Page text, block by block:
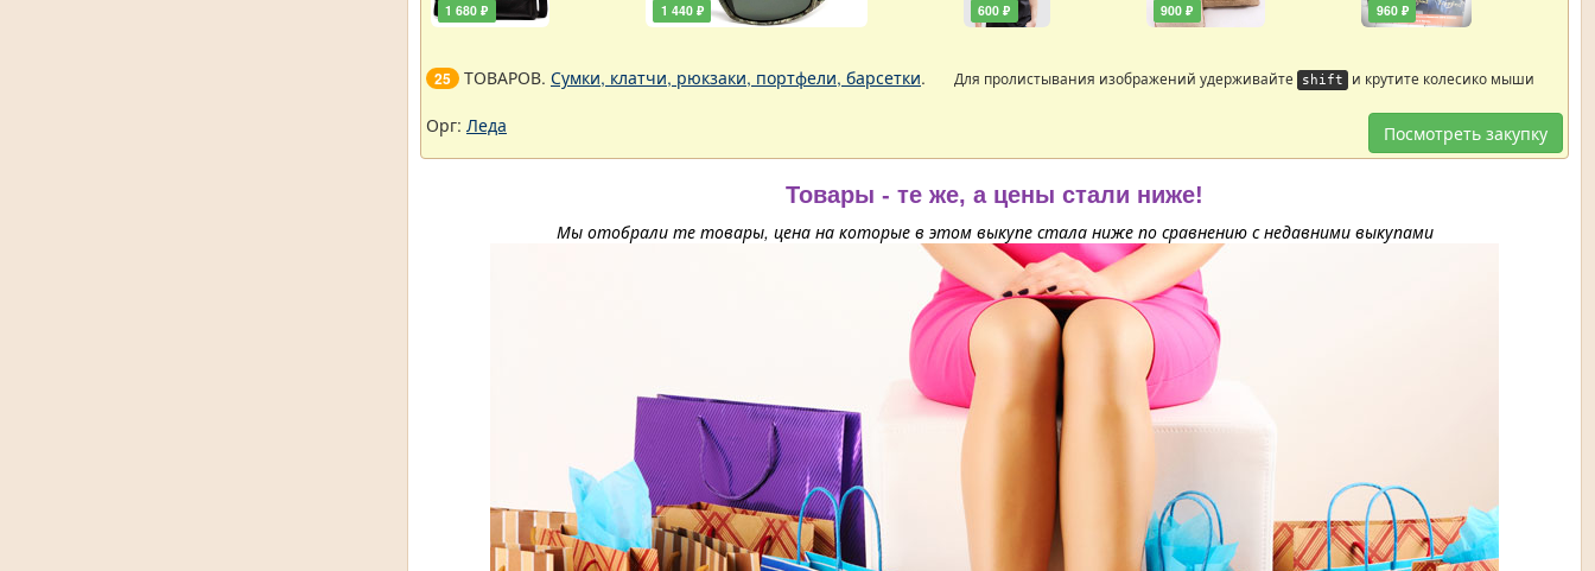
1 680 ₽ 1 440 ₽ 600 ₽ 900 ₽ 960 ₽
25 ТОВАРОВ. Сумки, клатчи, рюкзаки, портфели, барсетки. Для пролистывания изображений удерживайте shift и крутите колесико мыши
Посмотреть закупку
Орг: Леда
Товары - те же, а цены стали ниже!
Мы отобрали те товары, цена на которые в этом выкупе стала ниже по сравнению с недавними выкупами